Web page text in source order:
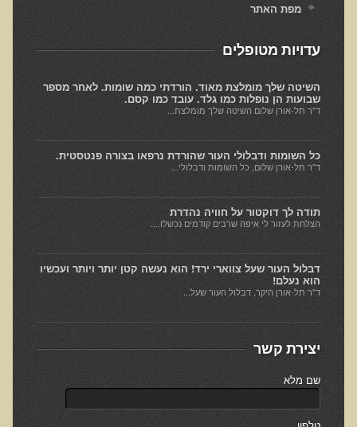
מיתוסים בתנועת המזון ההוליסטי
הרצאות מוקלטות באנגלית
Alkalize and Diet
Anti-Inflammatory Diet
Top Foods for Optimal Health, Longevity, & Detoxification
The Truth About Proteins
Healthy Living
Skin Lecture
Immunogenic Proteins
קצרצרים
קליפ נפאל
הסבר קצר על ויטמין B12
סטימולנטים (ממריצים)
האם רק צמחונים וטבעונים צריכים הכוונה תזונתית?
האם בטבע אכלנו דגנים וקטניות?
מפת האתר
עדויות מטופלים
השיטה שלך מומלצת מאוד. הורדתי כמה שומות. לאחר מספר
שבועות הן נופלות כמו גלד. עובד כמו קסם.
ד"ר תל-אורן שלום השיטה שלך מומלצת...
כל השומות ודבלולי העור שהורדת נרפאו בצורה פנטסטית.
ד"ר תל-אורן שלום, כל השומות ודבלולי...
תודה לך דוקטור על חוויה נהדרת
הצלחת לעזור לי איפה שרבים קודמים נכשלו....
דבלול העור שעל צווארי ירד! הוא נעשה קטן יותר ויותר ועכשיו
הוא נעלם!
ד"ר תל-אורן היקר, דבלול העור שעל...
יצירת קשר
שם מלא